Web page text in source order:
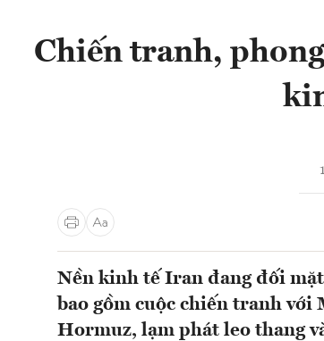
Chiến tranh,
Nền kinh tế Iran đang đối
bao gồm cuộc chiến tranh
Hormuz, lạm phát leo thang